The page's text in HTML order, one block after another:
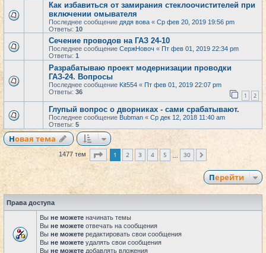
Как избавиться от замирания стеклоочистителей при
включении омывателя
Последнее сообщение дядя вова « Ср фев 20, 2019 19:56 pm
Ответы: 10
Сечение проводов на ГАЗ 24-10
Последнее сообщение СержНовоч « Пт фев 01, 2019 22:34 pm
Ответы: 1
Разрабатываю проект модернизации проводки
ГАЗ-24. Вопросы
Последнее сообщение Kit554 « Пт фев 01, 2019 22:07 pm
Ответы: 36 1 2
Глупый вопрос о дворниках - сами срабатывают.
Последнее сообщение Bubman « Ср дек 12, 2018 11:40 am
Ответы: 5
Новая тема
1477 тем Страница из
1 2 3 4 5 30
Перейти
Права доступа
Вы не можете начинать темы
Вы не можете отвечать на сообщения
Вы не можете редактировать свои сообщения
Вы не можете удалять свои сообщения
Вы не можете добавлять вложения